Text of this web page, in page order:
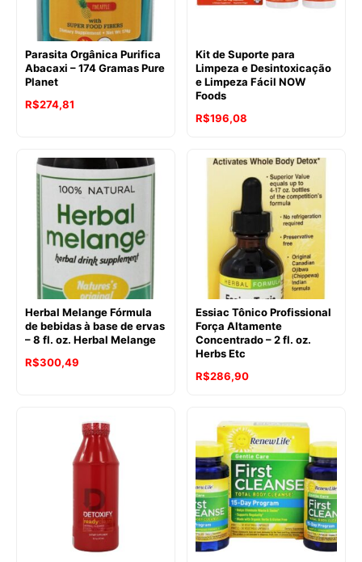
Parasita Orgânica Purifica
Abacaxi – 174 Gramas Pure
Planet
R$274,81
Kit de Suporte para
Limpeza e Desintoxicação
e Limpeza Fácil NOW
Foods
R$196,08
Herbal Melange Fórmula
de bebidas à base de ervas
– 8 fl. oz. Herbal Melange
R$300,49
Essiac Tônico Profissional
Força Altamente
Concentrado – 2 fl. oz.
Herbs Etc
R$286,90